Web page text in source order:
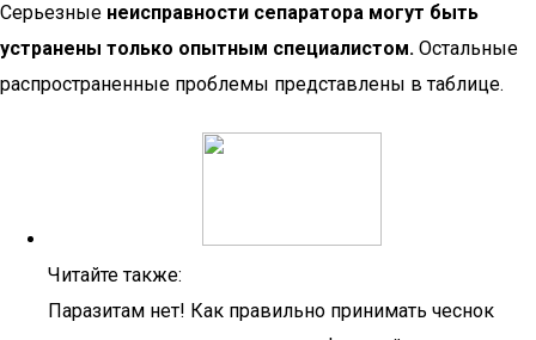
Серьезные неисправности сепаратора могут быть
устранены только опытным специалистом. Остальные
распространенные проблемы представлены в таблице.
Читайте также:
Паразитам нет! Как правильно принимать чеснок